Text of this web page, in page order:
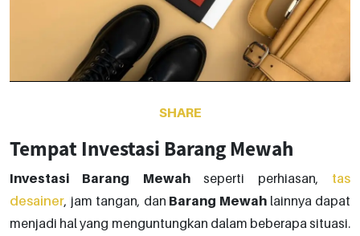
SHARE
Tempat Investasi Barang Mewah
Investasi Barang Mewahseperti perhiasan, tas
desainer, jam tangan, dan Barang Mewah lainnya dapat
menjadi hal yang menguntungkan dalam beberapa situasi.